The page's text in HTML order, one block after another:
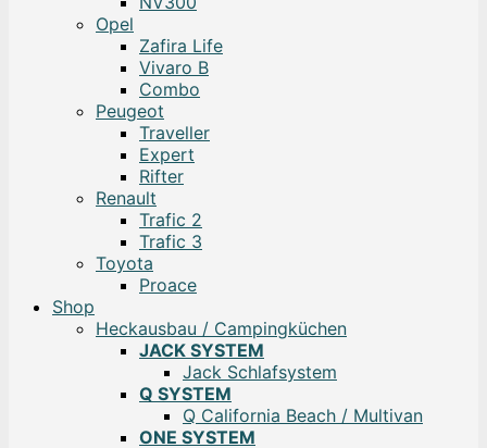
Opel
Zafira Life
Vivaro B
Combo
Peugeot
Traveller
Expert
Rifter
Renault
Trafic 2
Trafic 3
Toyota
Proace
Shop
Heckausbau / Campingküchen
JACK SYSTEM
Jack Schlafsystem
Q SYSTEM
Q California Beach / Multivan
ONE SYSTEM